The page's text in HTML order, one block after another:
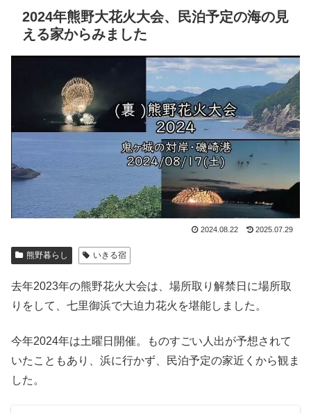
2024年熊野大花火大会、民泊予定の海の見
える家からみました
2024.08.22 2025.07.29
熊野暮らし いきる宿
去年2023年の熊野花火大会は、場所取り解禁日に場所取
りをして、七里御浜で大迫力花火を堪能しました。
今年2024年は土曜日開催。ものすごい人出が予想されて
いたこともあり、浜に行かず、民泊予定の家近くから観ま
した。